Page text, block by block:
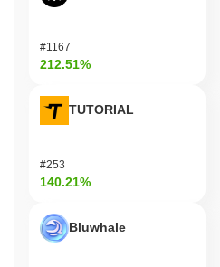
#1167
212.51%
TUTORIAL
#253
140.21%
Bluwhale